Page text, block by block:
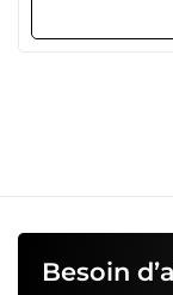
graphisme et
euros de l'heure,
suite pour vous
Contactez-moi
personnalisé et
Besoin